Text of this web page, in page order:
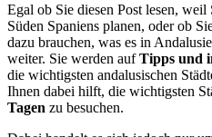
Egal ob Sie diesen Post lesen,
Süden Spaniens planen, oder ob
dazu brauchen, was es in
weiter. Sie werden aufTipps und
die wichtigsten andalusischen
Ihnen dabei hilft, die wichtigsten
Tagen zu besuchen.